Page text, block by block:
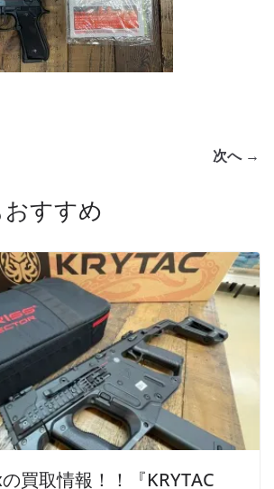
次へ →
すすめ
買取情報！！『KRYTAC